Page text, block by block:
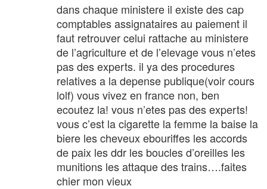
dans chaque ministere il existe des cap
comptables assignataires au paiement il
faut retrouver celui rattache au ministere
de l’agriculture et de l’elevage vous n’etes
pas des experts. il ya des procedures
relatives a la depense publique(voir cours
lolf) vous vivez en france non, ben
ecoutez la! vous n’etes pas des experts!
vous c’est la cigarette la femme la baise la
biere les cheveux ebouriffes les accords
de paix les ddr les boucles d’oreilles les
munitions les attaque des trains….faites
chier mon vieux